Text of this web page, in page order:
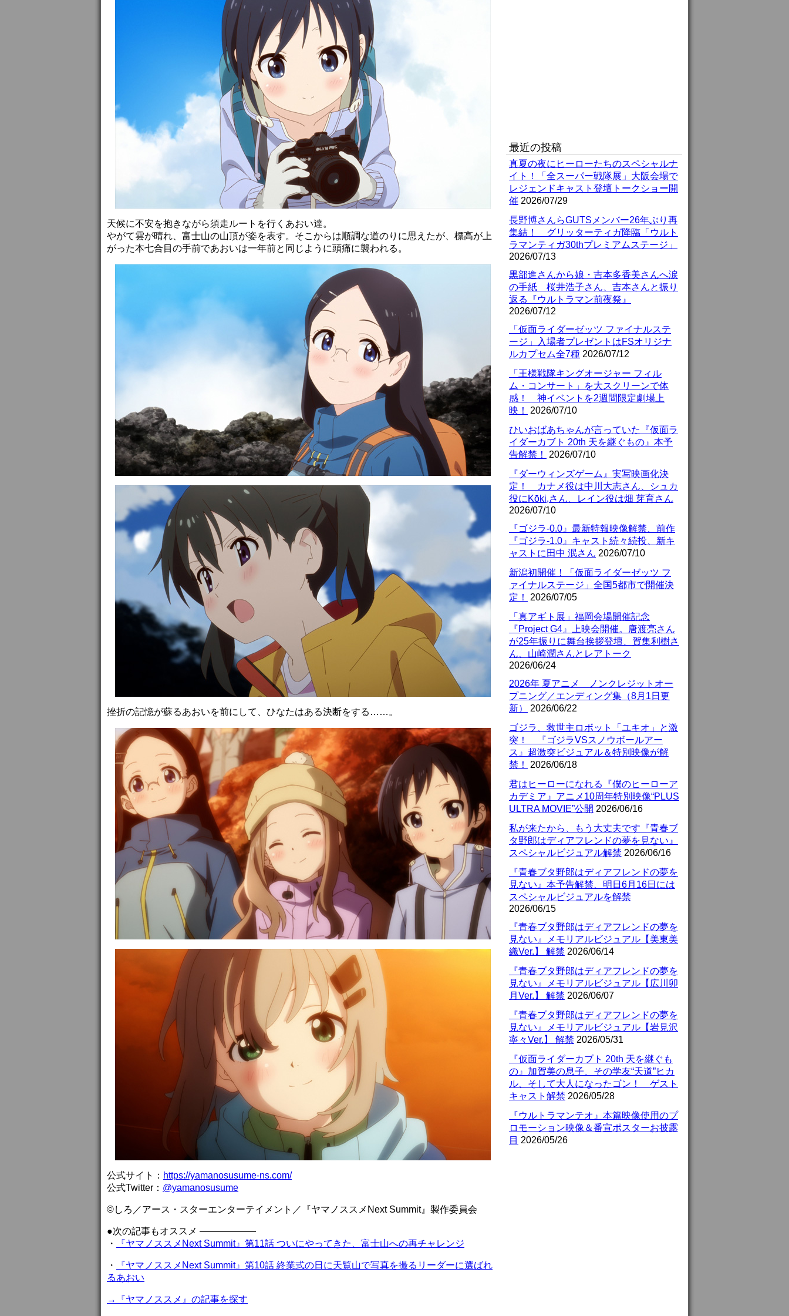
天候に不安を抱きながら須走ルートを行くあおい達。
やがて雲が晴れ、富士山の山頂が姿を表す。そこからは順調な道のりに思えたが、標高が上
がった本七合目の手前であおいは一年前と同じように頭痛に襲われる。
挫折の記憶が蘇るあおいを前にして、ひなたはある決断をする……。
公式サイト： https://yamanosusume-ns.com/
公式Twitter： @yamanosusume
©しろ／アース・スターエンターテイメント／『ヤマノススメNext Summit』製作委員会
●次の記事もオススメ ——————
・
『ヤマノススメNext Summit』第11話 ついにやってきた、富士山への再チャレンジ
・
『ヤマノススメNext Summit』第10話 終業式の日に天覧山で写真を撮るリーダーに選ばれ
るあおい
→『ヤマノススメ』の記事を探す
最近の投稿
真夏の夜にヒーローたちのスペシャルナ
イト！「全スーパー戦隊展」大阪会場で
レジェンドキャスト登壇トークショー開
催 2026/07/29
長野博さんらGUTSメンバー26年ぶり再
集結！ グリッターティガ降臨「ウルト
ラマンティガ30thプレミアムステージ」
2026/07/13
黒部進さんから娘・吉本多香美さんへ涙
の手紙 桜井浩子さん、吉本さんと振り
返る『ウルトラマン前夜祭』
2026/07/12
「仮面ライダーゼッツ ファイナルステ
ージ」入場者プレゼントはFSオリジナ
ルカプセム全7種 2026/07/12
「王様戦隊キングオージャー フィル
ム・コンサート」を大スクリーンで体
感！ 神イベントを2週間限定劇場上
映！
2026/07/10
ひいおばあちゃんが言っていた『仮面ラ
イダーカブト 20th 天を継ぐもの』本予
告解禁！
2026/07/10
『ダーウィンズゲーム』実写映画化決
定！ カナメ役は中川大志さん、シュカ
役にKōki,さん、レイン役は畑 芽育さん
2026/07/10
『ゴジラ-0.0』最新特報映像解禁、前作
『ゴジラ-1.0』キャスト続々続投、新キ
ャストに田中 泯さん 2026/07/10
新潟初開催！「仮面ライダーゼッツ フ
ァイナルステージ」全国5都市で開催決
定！
2026/07/05
「真アギト展」福岡会場開催記念
『Project G4』上映会開催。唐渡亮さん
が25年振りに舞台挨拶登壇、賀集利樹さ
ん、山崎潤さんとレアトーク
2026/06/24
2026年 夏アニメ ノンクレジットオー
プニング／エンディング集（8月1日更
新）
2026/06/22
ゴジラ、救世主ロボット「ユキオ」と激
突！ 『ゴジラVSスノウボールアー
ス』超激突ビジュアル＆特別映像が解
禁！
2026/06/18
君はヒーローになれる『僕のヒーローア
カデミア』アニメ10周年特別映像“PLUS
ULTRA MOVIE”公開 2026/06/16
私が来たから、もう大丈夫です『青春ブ
タ野郎はディアフレンドの夢を見ない』
スペシャルビジュアル解禁 2026/06/16
『青春ブタ野郎はディアフレンドの夢を
見ない』本予告解禁、明日6月16日には
スペシャルビジュアルを解禁
2026/06/15
『青春ブタ野郎はディアフレンドの夢を
見ない』メモリアルビジュアル【美東美
織Ver.】 解禁 2026/06/14
『青春ブタ野郎はディアフレンドの夢を
見ない』メモリアルビジュアル【広川卯
月Ver.】 解禁 2026/06/07
『青春ブタ野郎はディアフレンドの夢を
見ない』メモリアルビジュアル【岩見沢
寧々Ver.】 解禁 2026/05/31
『仮面ライダーカブト 20th 天を継ぐも
の』加賀美の息子、その学友“天道”ヒカ
ル、そして大人になったゴン！ ゲスト
キャスト解禁 2026/05/28
『ウルトラマンテオ』本篇映像使用のプ
ロモーション映像＆番宣ポスターお披露
目 2026/05/26